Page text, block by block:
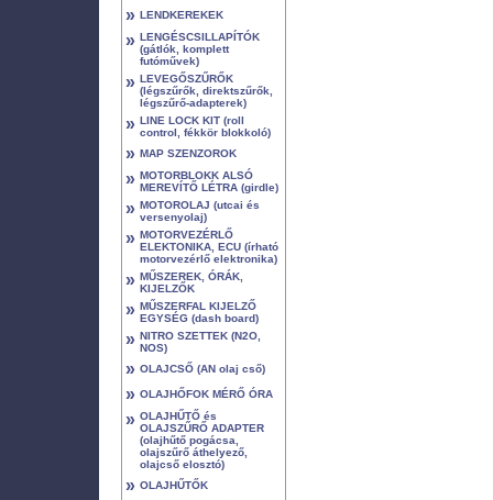
» LENDKEREKEK
» LENGÉSCSILLAPÍTÓK
(gátlók, komplett
futóművek)
» LEVEGŐSZŰRŐK
(légszűrők, direktszűrők,
légszűrő-adapterek)
» LINE LOCK KIT (roll
control, fékkör blokkoló)
» MAP SZENZOROK
» MOTORBLOKK ALSÓ
MEREVÍTŐ LÉTRA (girdle)
» MOTOROLAJ (utcai és
versenyolaj)
» MOTORVEZÉRLŐ
ELEKTONIKA, ECU (írható
motorvezérlő elektronika)
» MŰSZEREK, ÓRÁK,
KIJELZŐK
» MŰSZERFAL KIJELZŐ
EGYSÉG (dash board)
» NITRO SZETTEK (N2O,
NOS)
» OLAJCSŐ (AN olaj cső)
» OLAJHŐFOK MÉRŐ ÓRA
» OLAJHŰTŐ és
OLAJSZŰRŐ ADAPTER
(olajhűtő pogácsa,
olajszűrő áthelyező,
olajcső elosztó)
» OLAJHŰTŐK